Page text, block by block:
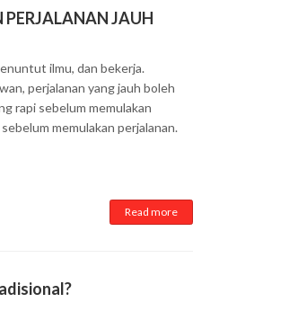
PERJALANAN JAUH
ilmu, dan bekerja.
perjalanan yang jauh boleh
rapi sebelum memulakan
memulakan perjalanan.
Read more